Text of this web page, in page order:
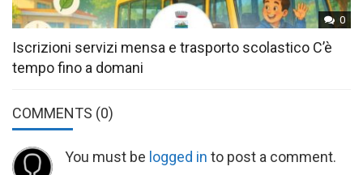
0
Iscrizioni servizi mensa e trasporto scolastico C’è
tempo fino a domani
COMMENTS (0)
You must be logged in to post a comment.